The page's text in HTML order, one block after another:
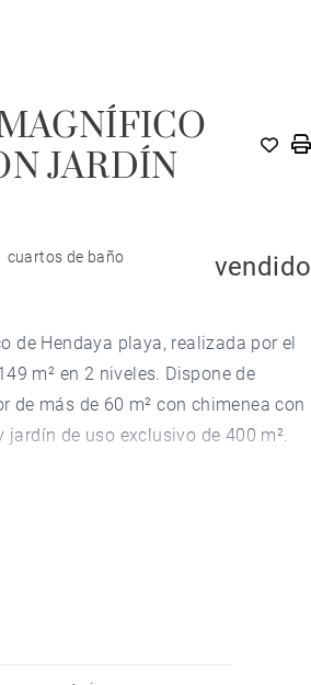
JARDÍN
cuartos de baño vendido
de Hendaya playa, realizada por el
m² en 2 niveles. Dispone de
de más de 60 m² con chimenea con
de uso exclusivo de 400 m².